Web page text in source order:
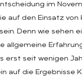
im
auf den Einsatz von
Denn wie sehen
allgemeine
erst seit wenigen
auf die Ergebnisse